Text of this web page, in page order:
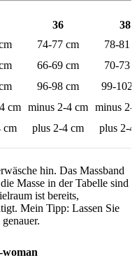
cm
cm
36
74-77 cm
66-69 cm
96-98 cm
minus 2-4 cm
plus 2-4 cm
38
78-81
70-73
99-102
minus 2-
plus 2-4
hin. Das Massband
Masse in der Tabelle sind
ist bereits,
Mein Tipp: Lassen Sie